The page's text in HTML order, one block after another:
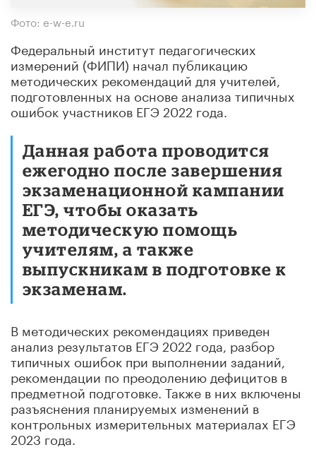
Фото: e-w-e.ru
Федеральный институт педагогических
измерений (ФИПИ) начал публикацию
методических рекомендаций для учителей,
подготовленных на основе анализа типичных
ошибок участников ЕГЭ 2022 года.
Данная работа проводится
ежегодно после завершения
экзаменационной кампании
ЕГЭ, чтобы оказать
методическую помощь
учителям, а также
выпускникам в подготовке к
экзаменам.
В методических рекомендациях приведен
анализ результатов ЕГЭ 2022 года, разбор
типичных ошибок при выполнении заданий,
рекомендации по преодолению дефицитов в
предметной подготовке. Также в них включены
разъяснения планируемых изменений в
контрольных измерительных материалах ЕГЭ
2023 года.